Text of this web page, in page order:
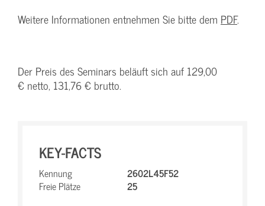
Weitere Informationen entnehmen Sie bitte dem PDF.
Der Preis des Seminars beläuft sich auf 129,00
€ netto, 131,76 € brutto.
KEY-FACTS
Kennung
2602L45F52
Freie Plätze
25